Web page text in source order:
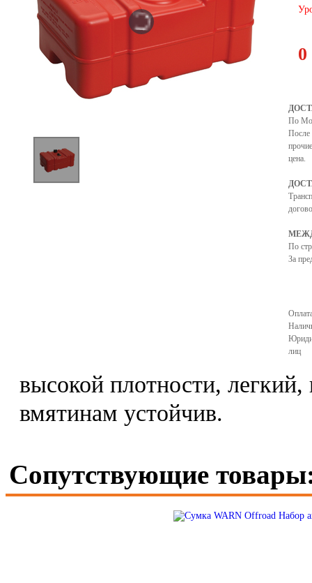
0
По
После
цена.
По
За
лиц
высокой плотности,
вмятинам устойчив.
Сопутствующие